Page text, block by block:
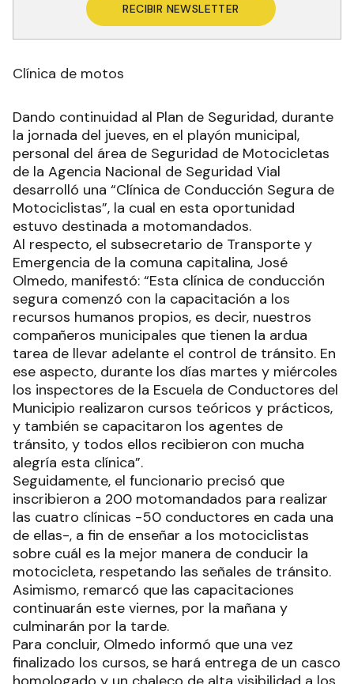
RECIBIR NEWSLETTER
Clínica de motos
Dando continuidad al Plan de Seguridad, durante
la jornada del jueves, en el playón municipal,
personal del área de Seguridad de Motocicletas
de la Agencia Nacional de Seguridad Vial
desarrolló una “Clínica de Conducción Segura de
Motociclistas”, la cual en esta oportunidad
estuvo destinada a motomandados.
Al respecto, el subsecretario de Transporte y
Emergencia de la comuna capitalina, José
Olmedo, manifestó: “Esta clínica de conducción
segura comenzó con la capacitación a los
recursos humanos propios, es decir, nuestros
compañeros municipales que tienen la ardua
tarea de llevar adelante el control de tránsito. En
ese aspecto, durante los días martes y miércoles
los inspectores de la Escuela de Conductores del
Municipio realizaron cursos teóricos y prácticos,
y también se capacitaron los agentes de
tránsito, y todos ellos recibieron con mucha
alegría esta clínica”.
Seguidamente, el funcionario precisó que
inscribieron a 200 motomandados para realizar
las cuatro clínicas -50 conductores en cada una
de ellas-, a fin de enseñar a los motociclistas
sobre cuál es la mejor manera de conducir la
motocicleta, respetando las señales de tránsito.
Asimismo, remarcó que las capacitaciones
continuarán este viernes, por la mañana y
culminarán por la tarde.
Para concluir, Olmedo informó que una vez
finalizado los cursos, se hará entrega de un casco